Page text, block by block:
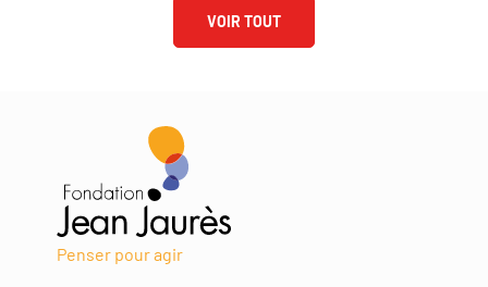
VOIR TOUT
Penser pour agir